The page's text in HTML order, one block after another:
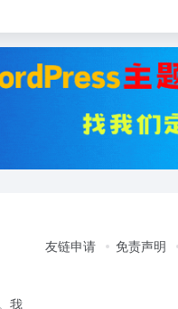
我
友链申请 免责声明